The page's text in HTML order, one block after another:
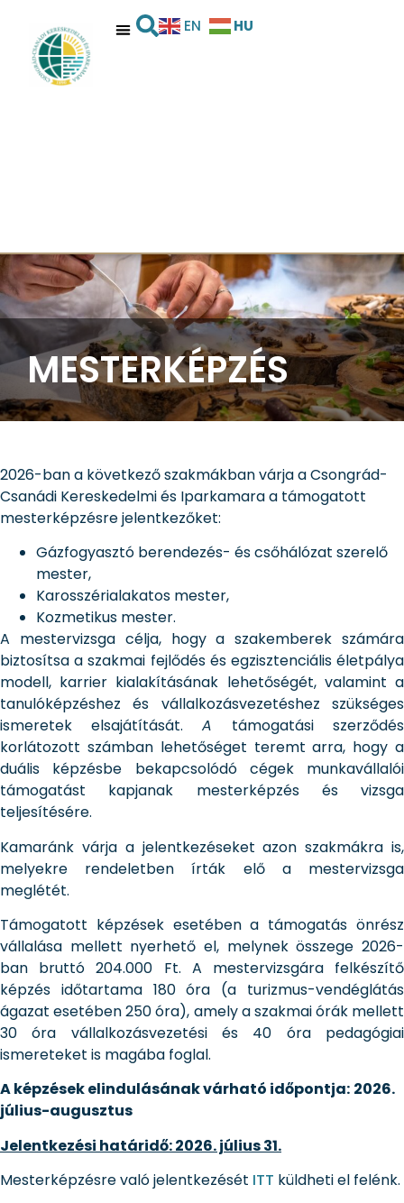
EN HU
MESTERKÉPZÉS
2026-ban a következő szakmákban várja a Csongrád-
Csanádi Kereskedelmi és Iparkamara a támogatott
mesterképzésre jelentkezőket:
Gázfogyasztó berendezés- és csőhálózat szerelő
mester,
Karosszérialakatos mester,
Kozmetikus mester.
A mestervizsga célja, hogy a szakemberek számára
biztosítsa a szakmai fejlődés és egzisztenciális életpálya
modell, karrier kialakításának lehetőségét, valamint a
tanulóképzéshez és vállalkozásvezetéshez szükséges
ismeretek elsajátítását. A támogatási szerződés
korlátozott számban lehetőséget teremt arra, hogy a
duális képzésbe bekapcsolódó cégek munkavállalói
támogatást kapjanak mesterképzés és vizsga
teljesítésére.
Kamaránk várja a jelentkezéseket azon szakmákra is,
melyekre rendeletben írták elő a mestervizsga
meglétét.
Támogatott képzések esetében a támogatás önrész
vállalása mellett nyerhető el, melynek összege 2026-
ban bruttó 204.000 Ft. A mestervizsgára felkészítő
képzés időtartama 180 óra (a turizmus-vendéglátás
ágazat esetében 250 óra), amely a szakmai órák mellett
30 óra vállalkozásvezetési és 40 óra pedagógiai
ismereteket is magába foglal.
A képzések elindulásának várható időpontja: 2026.
július-augusztus
Jelentkezési határidő: 2026. július 31.
Mesterképzésre való jelentkezését ITT küldheti el felénk.